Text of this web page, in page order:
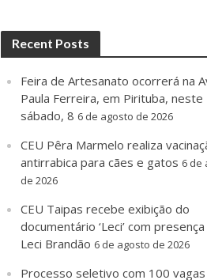
Recent Posts
Feira de Artesanato ocorrerá na
Paula Ferreira, em Pirituba, neste
sábado, 8 6 de agosto de 2026
CEU Pêra Marmelo realiza
antirrabica para cães e gatos 6 de
de 2026
CEU Taipas recebe exibição do
documentário ‘Leci’ com
Leci Brandão 6 de agosto de 2026
Processo seletivo com 100